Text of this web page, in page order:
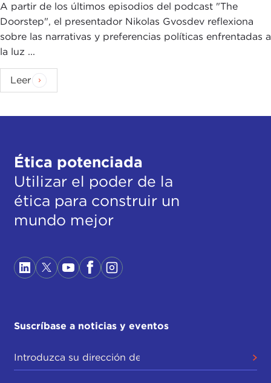
A partir de los últimos episodios del podcast "The
Doorstep", el presentador Nikolas Gvosdev reflexiona
sobre las narrativas y preferencias políticas enfrentadas a
la luz ...
Leer
Ética potenciada
Utilizar el poder de la
ética para construir un
mundo mejor
Suscríbase a noticias y eventos